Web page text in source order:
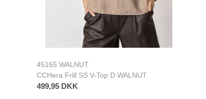
45165 WALNUT
CCHera Frill SS V-Top D WALNUT
499,95 DKK